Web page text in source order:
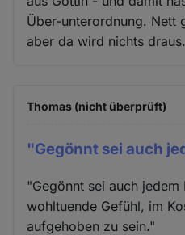
Über-unterordnung. Nett
aber da wird nichts draus.
Thomas (nicht überprüft)
"Gegönnt sei auch
"Gegönnt sei auch jedem
wohltuende Gefühl, im
aufgehoben zu sein."